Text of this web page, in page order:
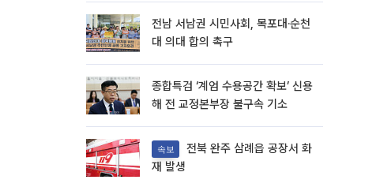
전남 서남권 시민사회, 목포대·순천
대 의대 합의 촉구
종합특검 ‘계엄 수용공간 확보’ 신용
해 전 교정본부장 불구속 기소
속보
재 발생